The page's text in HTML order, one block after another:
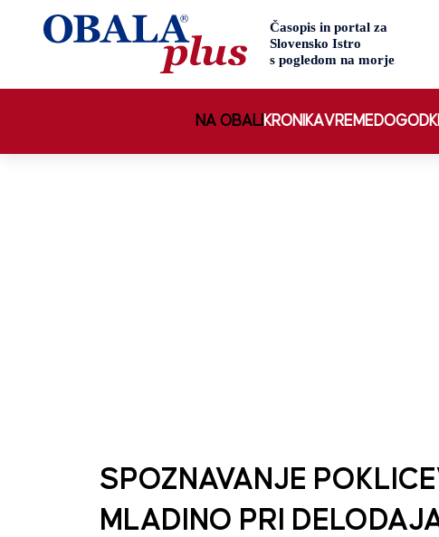
NA OBALI KRONIKAVREMEDOGODKI
SPOZNAVANJE
MLADINO PRI